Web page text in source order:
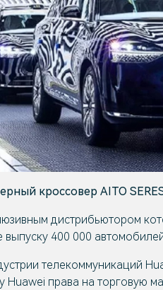
кроссовер AITO
дистрибьютором
400 000 автомобилей
телекоммуникаций
Huawei права на